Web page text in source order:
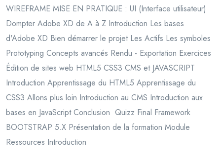
WIREFRAME MISE EN PRATIQUE : UI (Interface utilisateur)
Dompter Adobe XD de A à Z Introduction Les bases
d'Adobe XD Bien démarrer le projet Les Actifs Les symboles
Prototyping Concepts avancés Rendu - Exportation Exercices
Édition de sites web HTML5 CSS3 CMS et JAVASCRIPT
Introduction Apprentissage du HTML5 Apprentissage du
CSS3 Allons plus loin Introduction au CMS Introduction aux
bases en JavaScript Conclusion Quizz Final Framework
BOOTSTRAP 5.X Présentation de la formation Module
Ressources Introduction